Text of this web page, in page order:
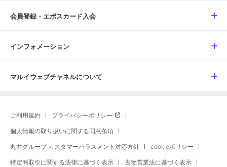
会員登録・エポスカード入会
インフォメーション
マルイウェブチャネルについて
ご利用規約 プライバシーポリシー
個人情報の取り扱いに関する同意条項
丸井グループ カスタマーハラスメント対応方針 cookieポリシー
特定商取引に関する法律に基づく表示 古物営業法に基づく表示